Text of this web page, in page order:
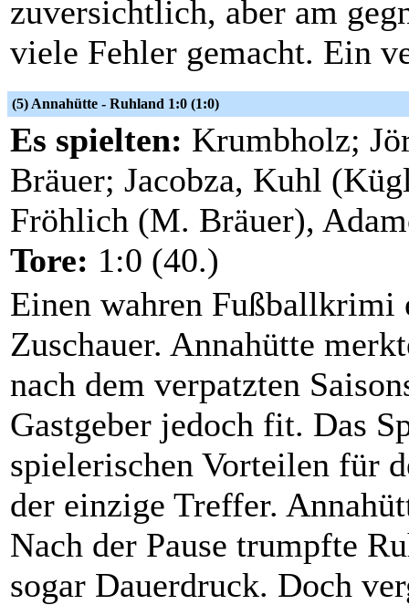
zuversichtlich, aber am
viele Fehler gemacht. Ein
(5) Annahütte - Ruhland 1:0 (1:0)
Es spielten: Krumbholz;
Bräuer; Jacobza, Kuhl
Fröhlich (M. Bräuer),
Tore: 1:0 (40.)
Einen wahren Fußballkrimi
Zuschauer. Annahütte
nach dem verpatzten
Gastgeber jedoch fit. Das
spielerischen Vorteilen für
der einzige Treffer.
Nach der Pause trumpfte
sogar Dauerdruck. Doch